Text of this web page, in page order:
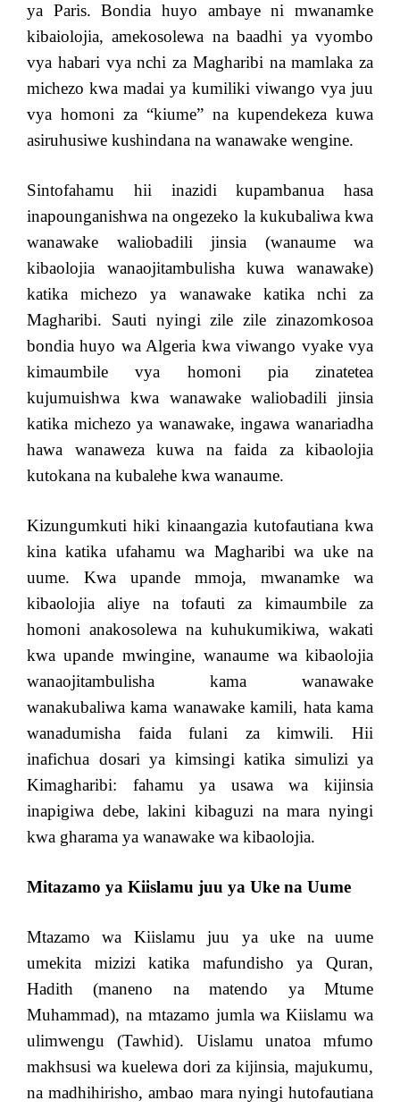
ya Paris. Bondia huyo ambaye ni mwanamke
kibaiolojia, amekosolewa na baadhi ya vyombo
vya habari vya nchi za Magharibi na mamlaka za
michezo kwa madai ya kumiliki viwango vya juu
vya homoni za “kiume” na kupendekeza kuwa
asiruhusiwe kushindana na wanawake wengine.
Sintofahamu hii inazidi kupambanua hasa
inapounganishwa na ongezeko la kukubaliwa kwa
wanawake waliobadili jinsia (wanaume wa
kibaolojia wanaojitambulisha kuwa wanawake)
katika michezo ya wanawake katika nchi za
Magharibi. Sauti nyingi zile zile zinazomkosoa
bondia huyo wa Algeria kwa viwango vyake vya
kimaumbile vya homoni pia zinatetea
kujumuishwa kwa wanawake waliobadili jinsia
katika michezo ya wanawake, ingawa wanariadha
hawa wanaweza kuwa na faida za kibaolojia
kutokana na kubalehe kwa wanaume.
Kizungumkuti hiki kinaangazia kutofautiana kwa
kina katika ufahamu wa Magharibi wa uke na
uume. Kwa upande mmoja, mwanamke wa
kibaolojia aliye na tofauti za kimaumbile za
homoni anakosolewa na kuhukumikiwa, wakati
kwa upande mwingine, wanaume wa kibaolojia
wanaojitambulisha kama wanawake
wanakubaliwa kama wanawake kamili, hata kama
wanadumisha faida fulani za kimwili. Hii
inafichua dosari ya kimsingi katika simulizi ya
Kimagharibi: fahamu ya usawa wa kijinsia
inapigiwa debe, lakini kibaguzi na mara nyingi
kwa gharama ya wanawake wa kibaolojia.
Mitazamo ya Kiislamu juu ya Uke na Uume
Mtazamo wa Kiislamu juu ya uke na uume
umekita mizizi katika mafundisho ya Quran,
Hadith (maneno na matendo ya Mtume
Muhammad), na mtazamo jumla wa Kiislamu wa
ulimwengu (Tawhid). Uislamu unatoa mfumo
makhsusi wa kuelewa dori za kijinsia, majukumu,
na madhihirisho, ambao mara nyingi hutofautiana